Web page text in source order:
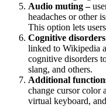
Audio muting –
headaches or other
This option lets
Cognitive
linked to Wikipedia
cognitive disorders
slang, and others.
Additional
change cursor color
virtual keyboard,